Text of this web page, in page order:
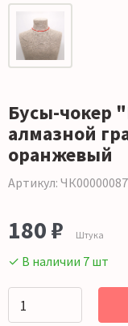
Бусы-чокер
алмазной
оранжевый
Артикул: ЧК00000087
180 ₽ Штука
✓ В наличии 7 шт